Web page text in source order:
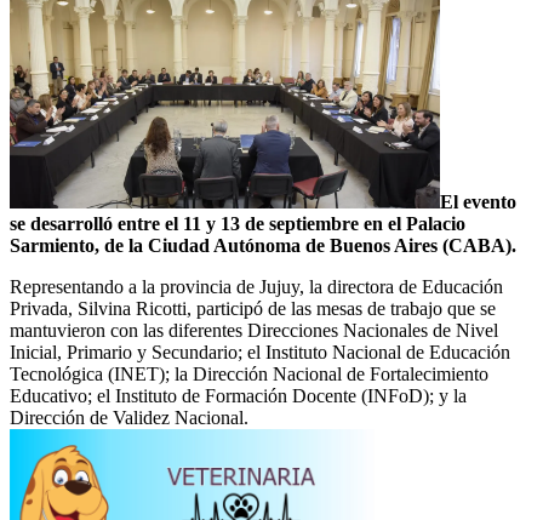
El evento
se desarrolló entre el 11 y 13 de septiembre en el Palacio
Sarmiento, de la Ciudad Autónoma de Buenos Aires (CABA).
Representando a la provincia de Jujuy, la directora de Educación
Privada, Silvina Ricotti, participó de las mesas de trabajo que se
mantuvieron con las diferentes Direcciones Nacionales de Nivel
Inicial, Primario y Secundario; el Instituto Nacional de Educación
Tecnológica (INET); la Dirección Nacional de Fortalecimiento
Educativo; el Instituto de Formación Docente (INFoD); y la
Dirección de Validez Nacional.